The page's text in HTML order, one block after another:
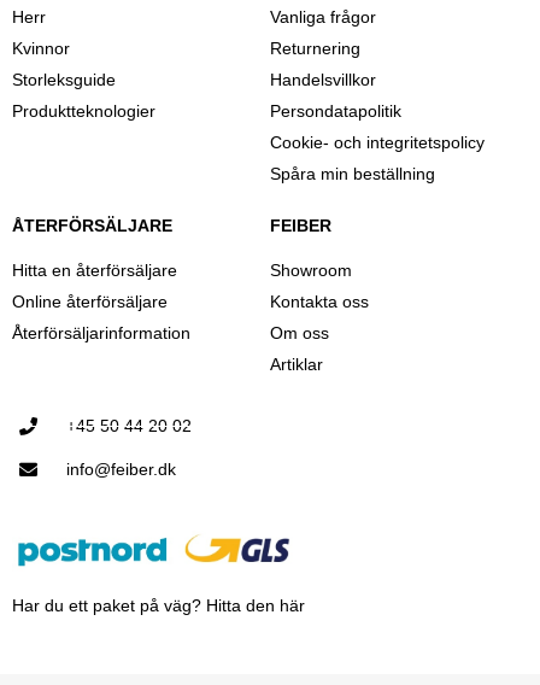
Herr
Kvinnor
Storleksguide
Produktteknologier
Vanliga frågor
Returnering
Handelsvillkor
Persondatapolitik
Cookie- och integritetspolicy
Spåra min beställning
ÅTERFÖRSÄLJARE
Hitta en återförsäljare
Online återförsäljare
Återförsäljarinformation
FEIBER
Showroom
Kontakta oss
Om oss
Artiklar
+45 50 44 20 02
info@feiber.dk
Har du ett paket på väg? Hitta den här